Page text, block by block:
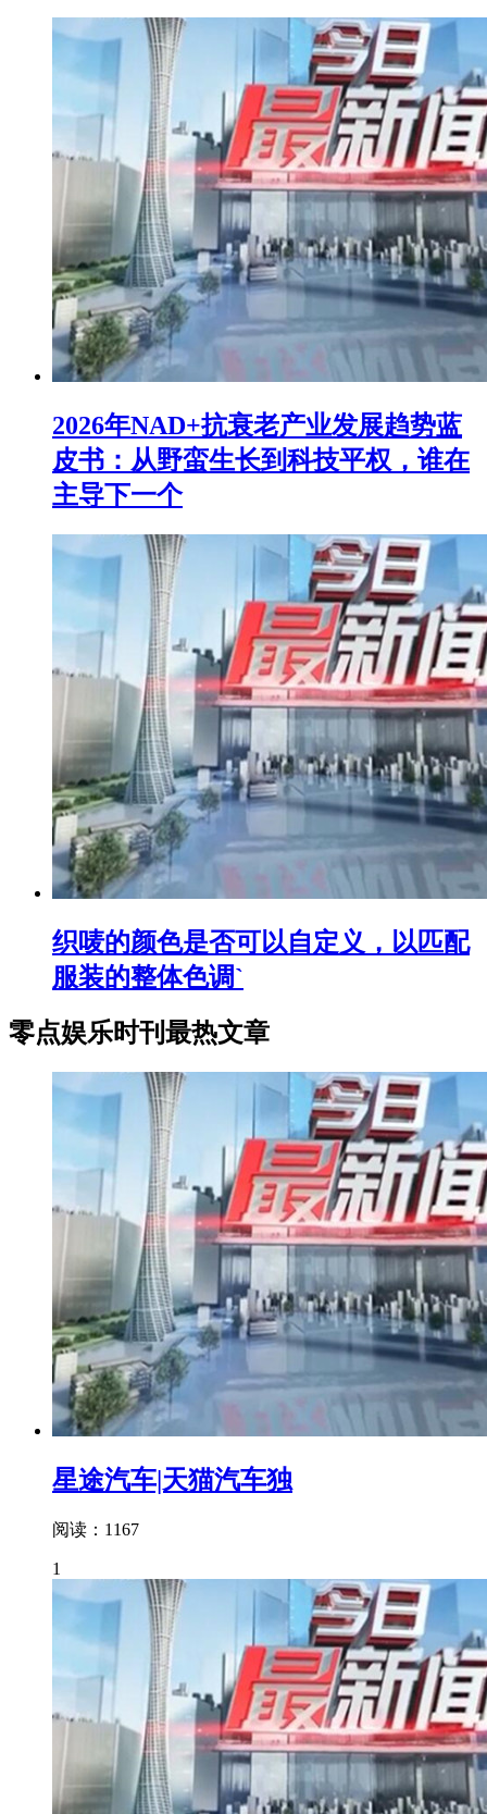
2026年NAD+抗衰老产业发展趋势蓝
皮书：从野蛮生长到科技平权，谁在
主导下一个
织唛的颜色是否可以自定义，以匹配
服装的整体色调`
零点娱乐时刊最热文章
星途汽车|天猫汽车独
阅读：1167
1